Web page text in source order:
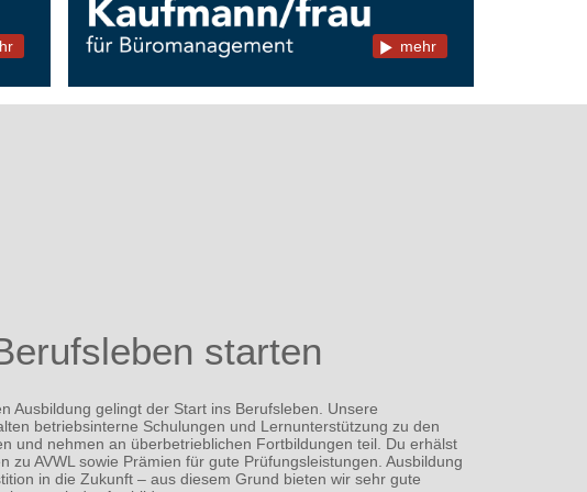
mehr
starten
Ausbildung gelingt der Start ins Berufsleben. Unsere
betriebsinterne Schulungen und Lernunterstützung zu den
und nehmen an überbetrieblichen Fortbildungen teil. Du erhälst
zu AVWL sowie Prämien für gute Prüfungsleistungen. Ausbildung
in die Zukunft – aus diesem Grund bieten wir sehr gute